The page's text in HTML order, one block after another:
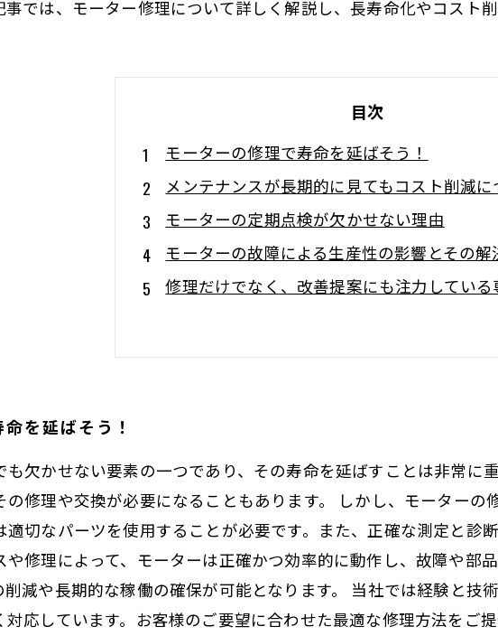
では、モーター修理について詳しく解説し、長寿命化やコスト
目次
モーターの修理で寿命を延ばそう！
メンテナンスが長期的に見てもコスト削減に
モーターの定期点検が欠かせない理由
モーターの故障による生産性の影響とその解
修理だけでなく、改善提案にも注力してい
を延ばそう！
も欠かせない要素の一つであり、その寿命を延ばすことは非常に
の修理や交換が必要になることもあります。 しかし、モーター
切なパーツを使用することが必要です。また、正確な測定と診
修理によって、モーターは正確かつ効率的に動作し、故障や部
減や長期的な稼働の確保が可能となります。 当社では経験と技
対応しています。お客様のご要望に合わせた最適な修理方法をご